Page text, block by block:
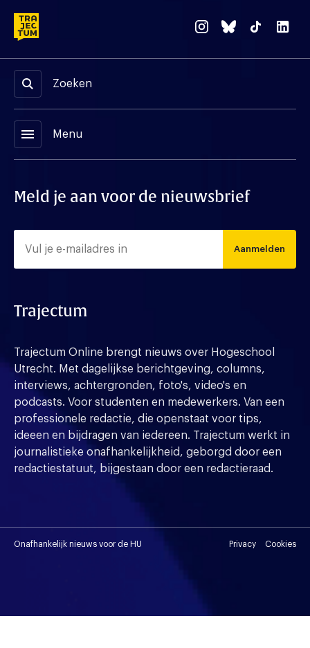
Zoeken
menu Menu
Meld je aan voor de nieuwsbrief
Aanmelden
Trajectum
Trajectum Online brengt nieuws over Hogeschool
Utrecht. Met dagelijkse berichtgeving, columns,
interviews, achtergronden, foto's, video's en
podcasts. Voor studenten en medewerkers. Van een
professionele redactie, die openstaat voor tips,
ideeen en bijdragen van iedereen. Trajectum werkt in
journalistieke onafhankelijkheid, geborgd door een
redactiestatuut, bijgestaan door een redactieraad.
Onafhankelijk nieuws voor de HU Privacy Cookies